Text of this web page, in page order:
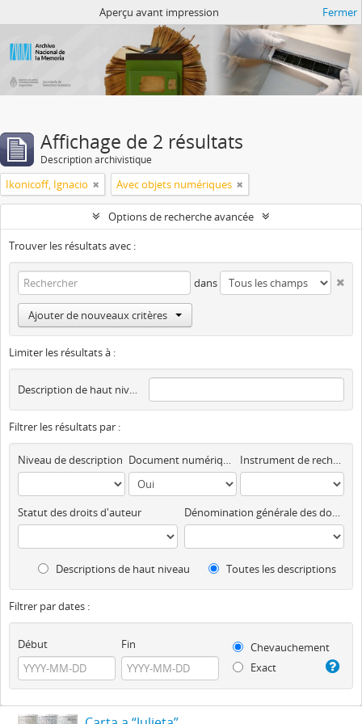
Aperçu avant impression Fermer
Affichage de 2 résultats
Description archivistique
Ikonicoff, Ignacio Avec objets numériques
Options de recherche avancée
Trouver les résultats avec :
dans
Ajouter de nouveaux critères
Limiter les résultats à :
Description de haut niveau
Filtrer les résultats par :
Niveau de description Document numérique disponible Instrument de recherche
Statut des droits d'auteur Dénomination générale des documents
Descriptions de haut niveau Toutes les descriptions
Filtrer par dates :
Début Fin
Chevauchement
Exact